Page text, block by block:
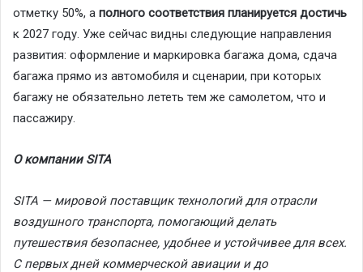
отметку 50%, а полного соответствия планируется достичь
к 2027 году. Уже сейчас видны следующие направления
развития: оформление и маркировка багажа дома, сдача
багажа прямо из автомобиля и сценарии, при которых
багажу не обязательно лететь тем же самолетом, что и
пассажиру.
О компании SITA
SITA — мировой поставщик технологий для отрасли
воздушного транспорта, помогающий делать
путешествия безопаснее, удобнее и устойчивее для всех.
С первых дней коммерческой авиации и до